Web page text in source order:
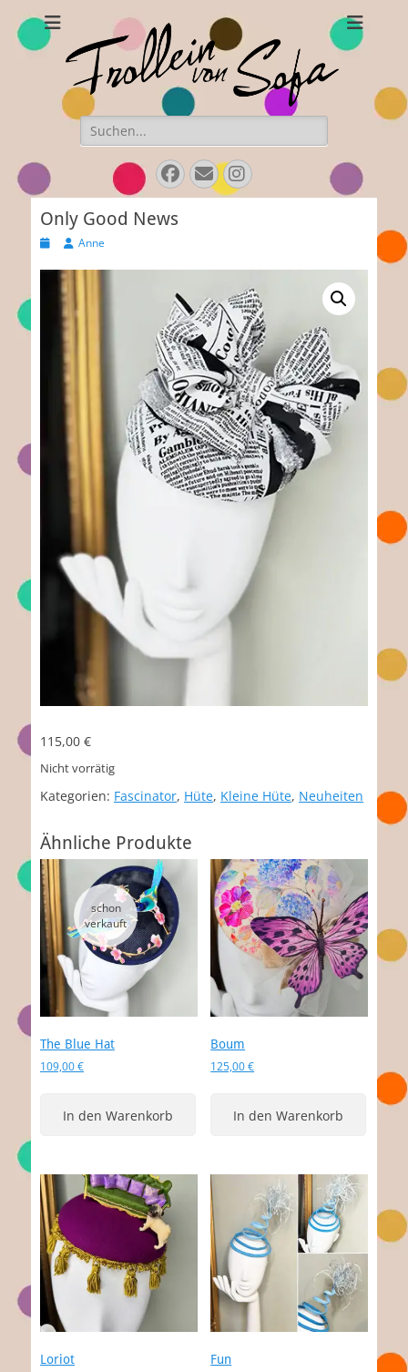
Frollein von Sofa
Handgefertigte Hüte und Accessoires
Suchen
nach:
Facebook
E-
Mail
Instagram
Only Good News
Veröffentlicht
AutorAnne
115,00 €
Nicht vorrätig
Kategorien: Fascinator, Hüte, Kleine Hüte, Neuheiten
Ähnliche Produkte
The Blue Hat
109,00€
In den Warenkorb
Boum
125,00€
In den Warenkorb
Loriot Fun